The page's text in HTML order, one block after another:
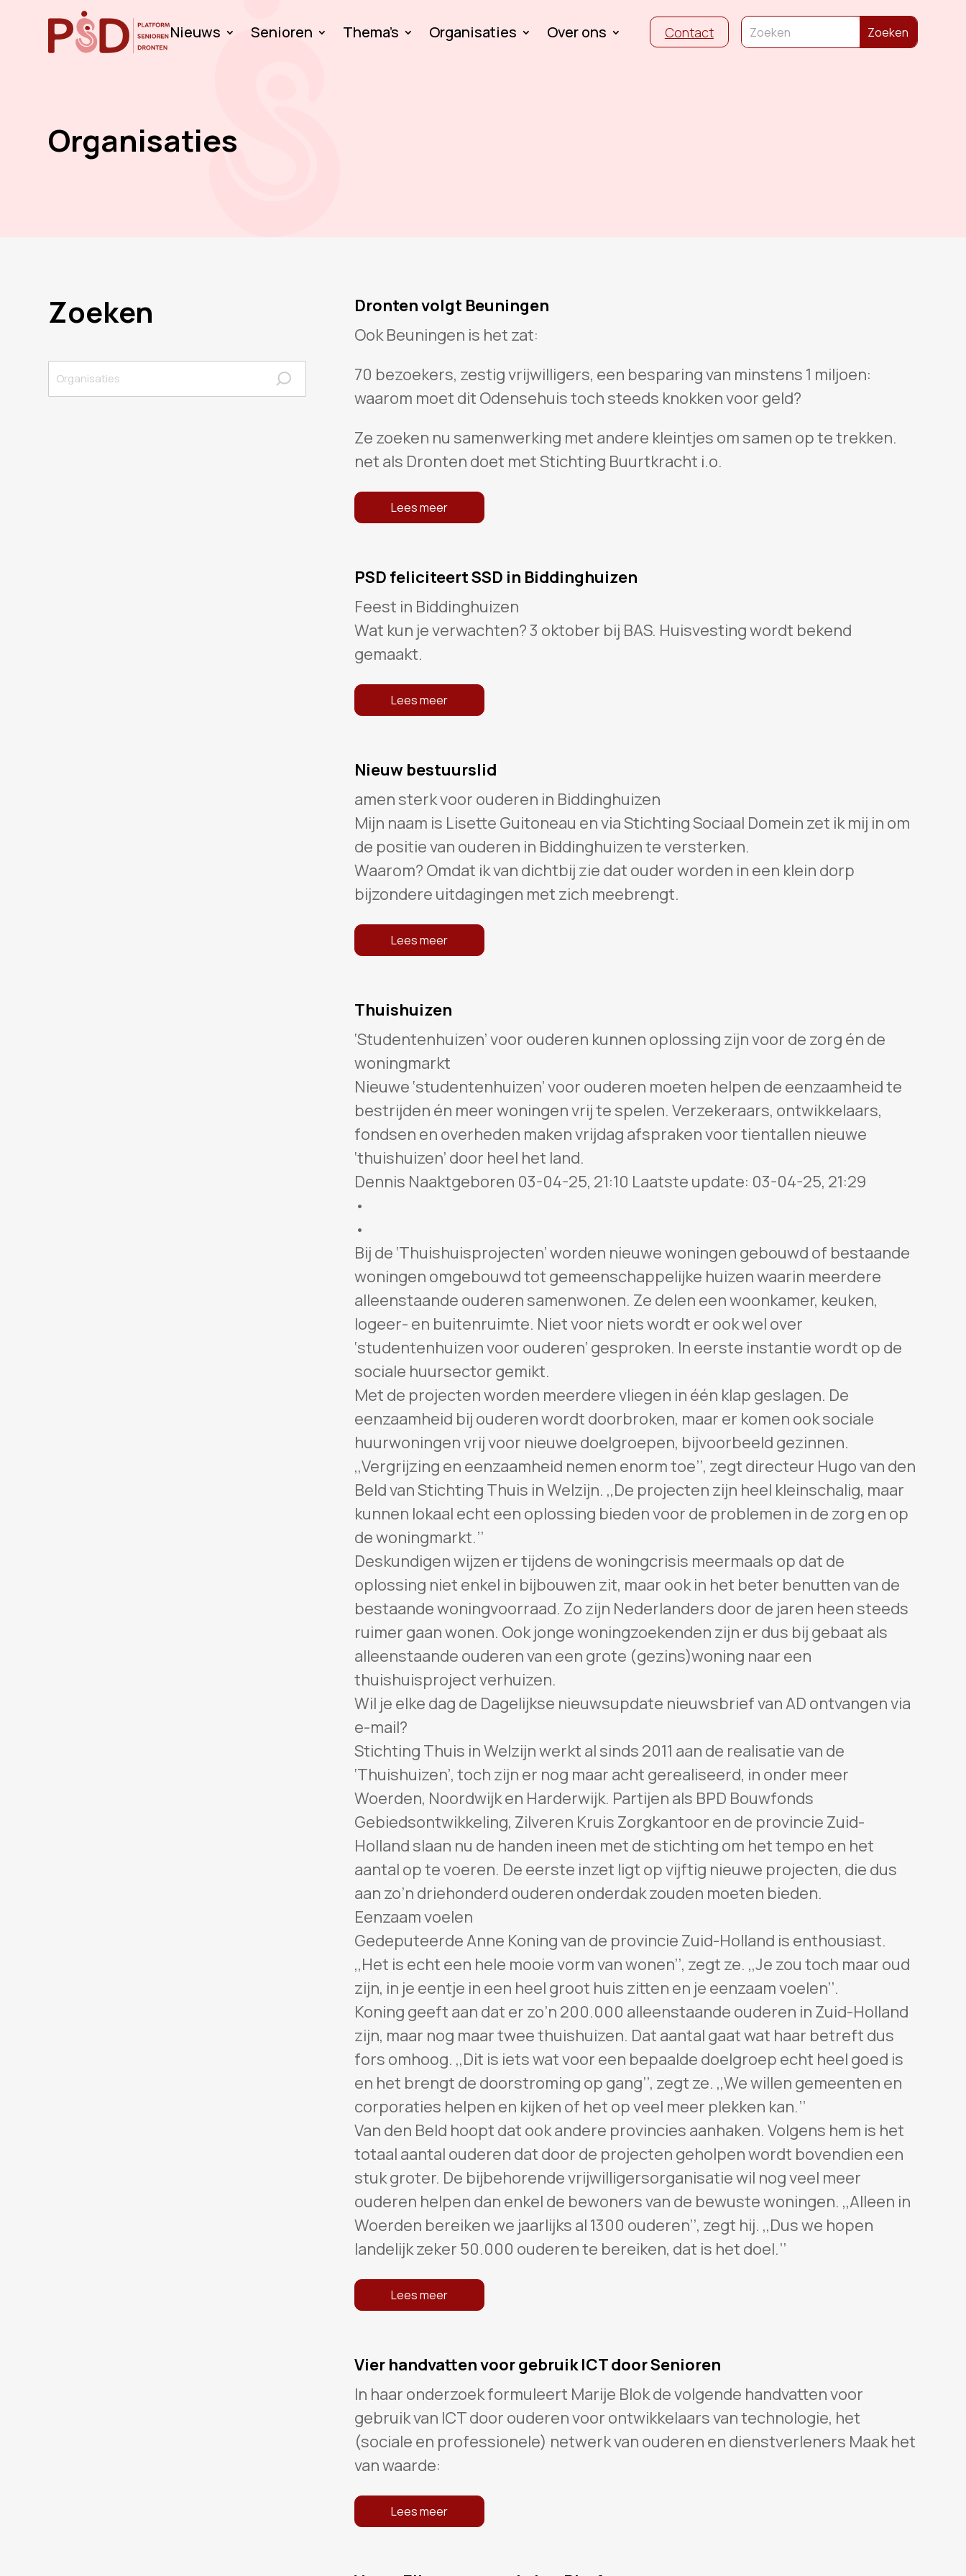
Nieuws Senioren Thema’s Organisaties Over ons Contact
Organisaties
Zoeken Dronten volgt Beuningen
Ook Beuningen is het zat:
70 bezoekers, zestig vrijwilligers, een besparing van minstens 1 miljoen:
waarom moet dit Odensehuis toch steeds knokken voor geld?
Ze zoeken nu samenwerking met andere kleintjes om samen op te trekken.
net als Dronten doet met Stichting Buurtkracht i.o.
Lees meer
PSD feliciteert SSD in Biddinghuizen
Feest in Biddinghuizen
Wat kun je verwachten? 3 oktober bij BAS. Huisvesting wordt bekend
gemaakt.
Lees meer
Nieuw bestuurslid
amen sterk voor ouderen in Biddinghuizen
Mijn naam is Lisette Guitoneau en via Stichting Sociaal Domein zet ik mij in om
de positie van ouderen in Biddinghuizen te versterken.
Waarom? Omdat ik van dichtbij zie dat ouder worden in een klein dorp
bijzondere uitdagingen met zich meebrengt.
Lees meer
Thuishuizen
‘Studentenhuizen’ voor ouderen kunnen oplossing zijn voor de zorg én de
woningmarkt
Nieuwe ‘studentenhuizen’ voor ouderen moeten helpen de eenzaamheid te
bestrijden én meer woningen vrij te spelen. Verzekeraars, ontwikkelaars,
fondsen en overheden maken vrijdag afspraken voor tientallen nieuwe
‘thuishuizen’ door heel het land.
Dennis Naaktgeboren 03-04-25, 21:10 Laatste update: 03-04-25, 21:29
•
•
Bij de ‘Thuishuisprojecten’ worden nieuwe woningen gebouwd of bestaande
woningen omgebouwd tot gemeenschappelijke huizen waarin meerdere
alleenstaande ouderen samenwonen. Ze delen een woonkamer, keuken,
logeer- en buitenruimte. Niet voor niets wordt er ook wel over
‘studentenhuizen voor ouderen’ gesproken. In eerste instantie wordt op de
sociale huursector gemikt.
Met de projecten worden meerdere vliegen in één klap geslagen. De
eenzaamheid bij ouderen wordt doorbroken, maar er komen ook sociale
huurwoningen vrij voor nieuwe doelgroepen, bijvoorbeeld gezinnen.
,,Vergrijzing en eenzaamheid nemen enorm toe’’, zegt directeur Hugo van den
Beld van Stichting Thuis in Welzijn. ,,De projecten zijn heel kleinschalig, maar
kunnen lokaal echt een oplossing bieden voor de problemen in de zorg en op
de woningmarkt.’’
Deskundigen wijzen er tijdens de woningcrisis meermaals op dat de
oplossing niet enkel in bijbouwen zit, maar ook in het beter benutten van de
bestaande woningvoorraad. Zo zijn Nederlanders door de jaren heen steeds
ruimer gaan wonen. Ook jonge woningzoekenden zijn er dus bij gebaat als
alleenstaande ouderen van een grote (gezins)woning naar een
thuishuisproject verhuizen.
Wil je elke dag de Dagelijkse nieuwsupdate nieuwsbrief van AD ontvangen via
e-mail?
Stichting Thuis in Welzijn werkt al sinds 2011 aan de realisatie van de
‘Thuishuizen’, toch zijn er nog maar acht gerealiseerd, in onder meer
Woerden, Noordwijk en Harderwijk. Partijen als BPD Bouwfonds
Gebiedsontwikkeling, Zilveren Kruis Zorgkantoor en de provincie Zuid-
Holland slaan nu de handen ineen met de stichting om het tempo en het
aantal op te voeren. De eerste inzet ligt op vijftig nieuwe projecten, die dus
aan zo’n driehonderd ouderen onderdak zouden moeten bieden.
Eenzaam voelen
Gedeputeerde Anne Koning van de provincie Zuid-Holland is enthousiast.
,,Het is echt een hele mooie vorm van wonen’’, zegt ze. ,,Je zou toch maar oud
zijn, in je eentje in een heel groot huis zitten en je eenzaam voelen’’.
Koning geeft aan dat er zo’n 200.000 alleenstaande ouderen in Zuid-Holland
zijn, maar nog maar twee thuishuizen. Dat aantal gaat wat haar betreft dus
fors omhoog. ,,Dit is iets wat voor een bepaalde doelgroep echt heel goed is
en het brengt de doorstroming op gang’’, zegt ze. ,,We willen gemeenten en
corporaties helpen en kijken of het op veel meer plekken kan.’’
Van den Beld hoopt dat ook andere provincies aanhaken. Volgens hem is het
totaal aantal ouderen dat door de projecten geholpen wordt bovendien een
stuk groter. De bijbehorende vrijwilligersorganisatie wil nog veel meer
ouderen helpen dan enkel de bewoners van de bewuste woningen. ,,Alleen in
Woerden bereiken we jaarlijks al 1300 ouderen’’, zegt hij. ,,Dus we hopen
landelijk zeker 50.000 ouderen te bereiken, dat is het doel.’’
Lees meer
Vier handvatten voor gebruik ICT door Senioren
In haar onderzoek formuleert Marije Blok de volgende handvatten voor
gebruik van ICT door ouderen voor ontwikkelaars van technologie, het
(sociale en professionele) netwerk van ouderen en dienstverleners Maak het
van waarde:
Lees meer